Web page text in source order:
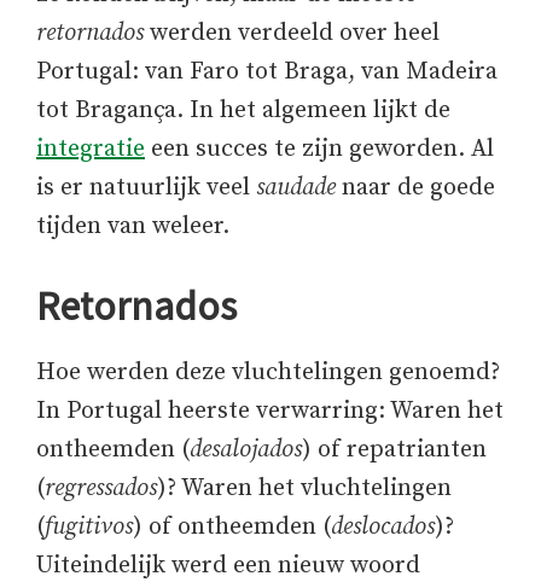
retornadoswerden verdeeld over heel
Portugal: van Faro tot Braga, van Madeira
tot Bragança. In het algemeen lijkt de
integratie een succes te zijn geworden. Al
is er natuurlijk veel saudadenaar de goede
tijden van weleer.
Retornados
Hoe werden deze vluchtelingen genoemd?
In Portugal heerste verwarring: Waren het
ontheemden (desalojados) of repatrianten
(regressados)? Waren het vluchtelingen
(fugitivos) of ontheemden (deslocados)?
Uiteindelijk werd een nieuw woord